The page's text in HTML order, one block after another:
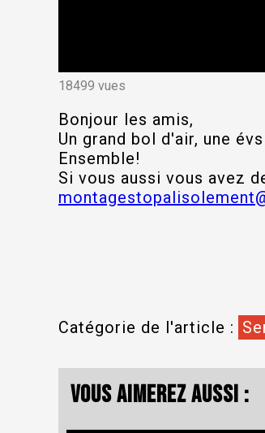
18499 vues
Bonjour les amis,
Un grand bol d'air, une
Ensemble!
Si vous aussi vous avez
Catégorie de l'article :
Vous aimerez aussi :